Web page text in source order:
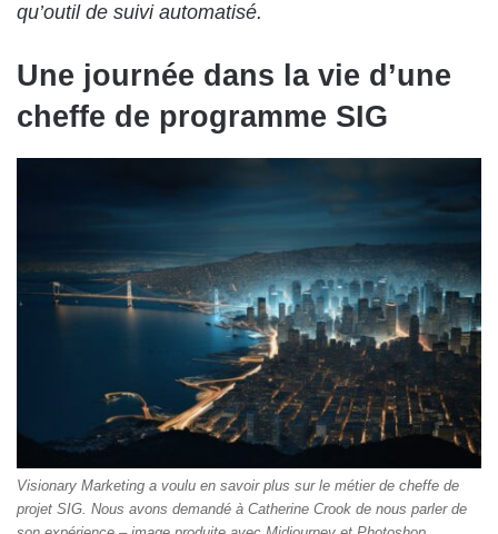
qu’outil de suivi automatisé.
Une journée dans la vie d’une
cheffe de programme SIG
Visionary Marketing a voulu en savoir plus sur le métier de cheffe de
projet SIG. Nous avons demandé à Catherine Crook de nous parler de